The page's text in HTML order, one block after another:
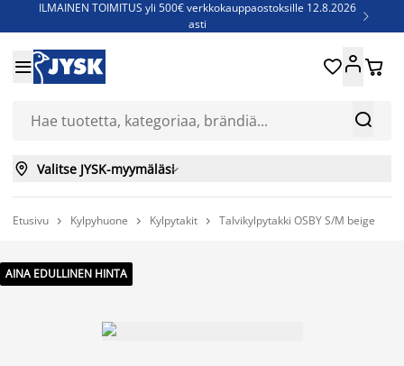
ILMAINEN TOIMITUS yli 500€ verkkokauppaostoksille 12.8.2026
asti

Jenkkisänkyjä - Säästä jopa 60%


 
 Valitse JYSK-myymäläsi
Etusivu  Kylpyhuone  Kylpytakit  Talvikylpytakki OSBY S/M beige
AINA EDULLINEN HINTA